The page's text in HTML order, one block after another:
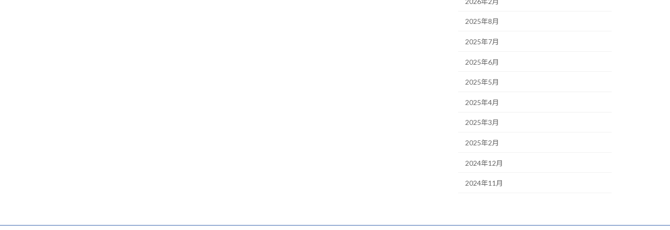
2025年8月
2025年7月
2025年6月
2025年5月
2025年4月
2025年3月
2025年2月
2024年12月
2024年11月